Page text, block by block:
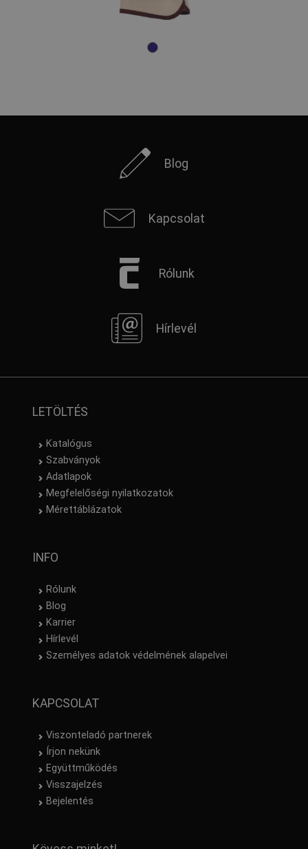
Blog
Kapcsolat
Rólunk
Hírlevél
LETÖLTÉS
Katalógus
Szabványok
Adatlapok
Megfelelőségi nyilatkozatok
Mérettáblázatok
INFO
Rólunk
Blog
Karrier
Hírlevél
Személyes adatok védelmének alapelvei
KAPCSOLAT
Viszonteladó partnerek
Írjon nekünk
Együttműködés
Visszajelzés
Bejelentés